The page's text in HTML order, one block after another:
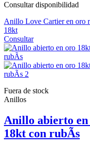
Consultar disponibilidad
Anillo Love Cartier en oro
18kt
Consultar
Fuera de stock
Anillos
Anillo abierto
18kt con rubÃ­s